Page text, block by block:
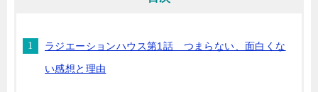
ラジエーションハウス第1話 つまらない、面白くな
い感想と理由